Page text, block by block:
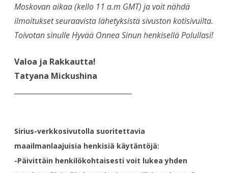
Moskovan aikaa (kello 11 a.m GMT) ja voit nähdä
ilmoitukset seuraavista lähetyksistä sivuston kotisivuilta.
Toivotan sinulle Hyvää Onnea Sinun henkisellä Polullasi!
Valoa ja Rakkautta!
Tatyana Mickushina
Sirius-verkkosivutolla suoritettavia
maailmanlaajuisia henkisiä käytäntöjä:
-Päivittäin henkilökohtaisesti voit lukea yhden